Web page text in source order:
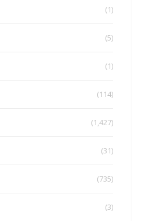
(1)
(5)
(1)
(114)
(1,427)
(31)
(735)
(3)